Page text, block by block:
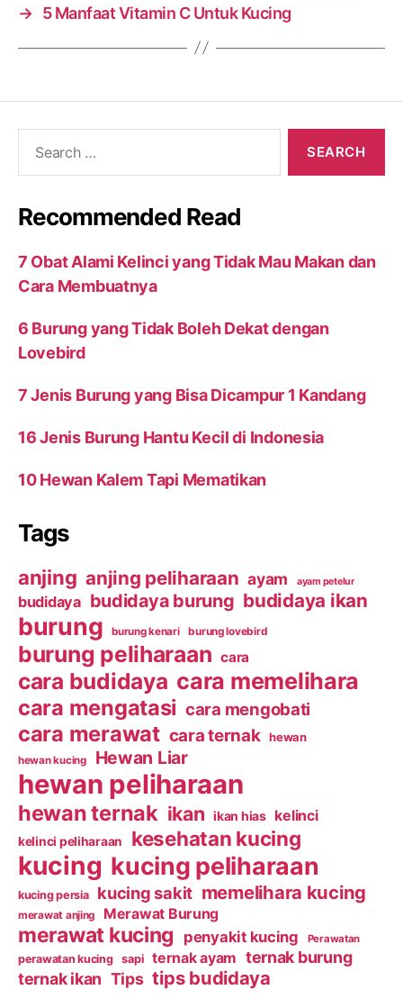
→ 5 Manfaat Vitamin C Untuk Kucing
Recommended Read
7 Obat Alami Kelinci yang Tidak Mau Makan dan
Cara Membuatnya
6 Burung yang Tidak Boleh Dekat dengan
Lovebird
7 Jenis Burung yang Bisa Dicampur 1 Kandang
16 Jenis Burung Hantu Kecil di Indonesia
10 Hewan Kalem Tapi Mematikan
Tags
anjing anjing peliharaan ayam ayam petelur
budidaya budidaya burung budidaya ikan
burung burung kenari burung lovebird
burung peliharaan cara
cara budidaya cara memelihara
cara mengatasi cara mengobati
cara merawat cara ternak hewan
hewan kucing Hewan Liar
hewan peliharaan
hewan ternak ikan ikan hias kelinci
kelinci peliharaan kesehatan kucing
kucing kucing peliharaan
kucing persia kucing sakit memelihara kucing
merawat anjing Merawat Burung
merawat kucing penyakit kucing Perawatan
perawatan kucing sapi ternak ayam ternak burung
ternak ikan Tips tips budidaya